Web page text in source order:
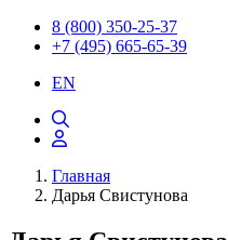
8 (800) 350-25-37
+7 (495) 665-65-39
EN
Главная
Дарья Свистунова